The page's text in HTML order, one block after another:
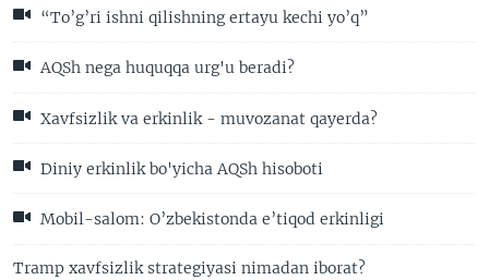
“To’g’ri ishni qilishning ertayu kechi yo’q”
AQSh nega huquqqa urg'u beradi?
Xavfsizlik va erkinlik - muvozanat qayerda?
Diniy erkinlik bo'yicha AQSh hisoboti
Mobil-salom: O’zbekistonda e’tiqod erkinligi
Tramp xavfsizlik strategiyasi nimadan iborat?